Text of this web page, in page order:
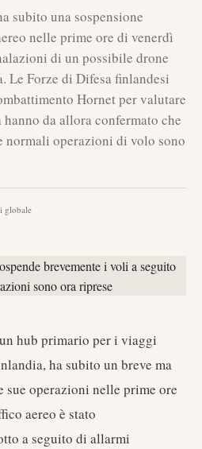
subito una sospensione
nelle prime ore di venerdì
di un possibile drone
Le Forze di Difesa finlandesi
Hornet per valutare
da allora confermato che
normali operazioni di volo sono
globale
hub primario per i viaggi
ha subito un breve ma
operazioni nelle prime ore
aereo è stato
a seguito di allarmi